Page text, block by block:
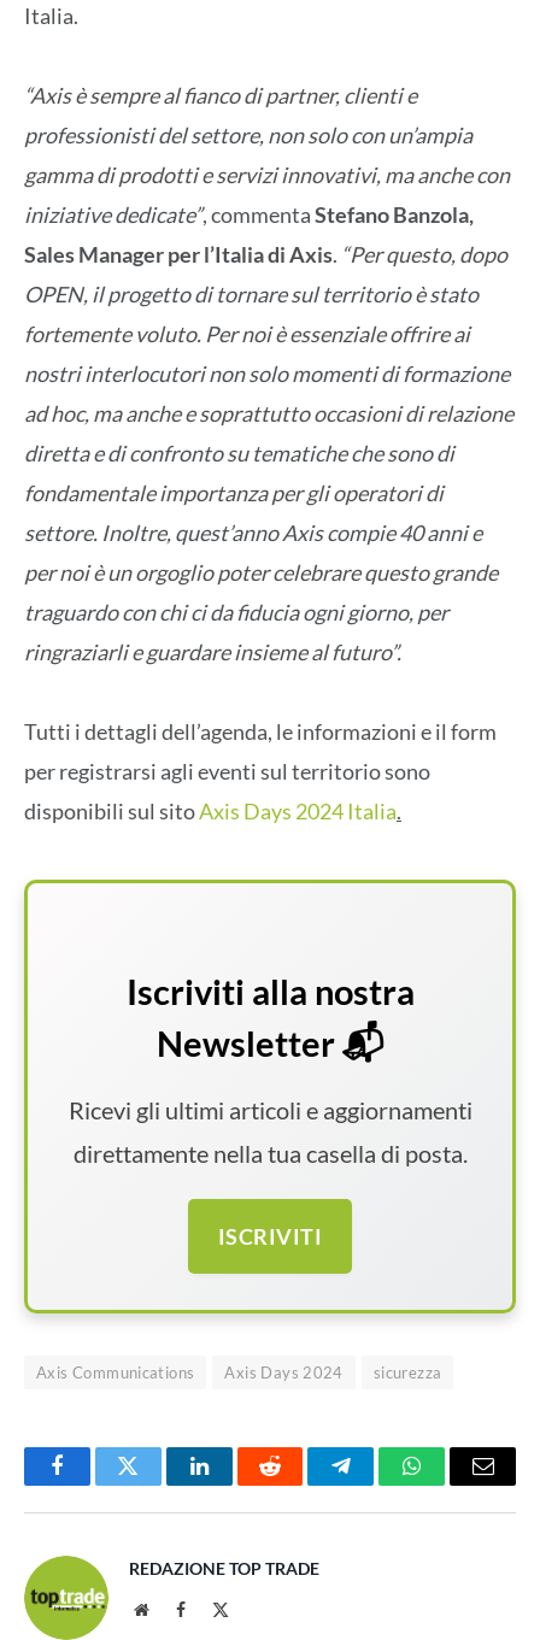
Italia.
“Axis è sempre al fianco di partner, clienti e
professionisti del settore, non solo con un’ampia
gamma di prodotti e servizi innovativi, ma anche con
iniziative dedicate”, commentaStefano Banzola,
Sales Manager per l’Italia di Axis. “Per questo, dopo
OPEN, il progetto di tornare sul territorio è stato
fortemente voluto. Per noi è essenziale offrire ai
nostri interlocutori non solo momenti di formazione
ad hoc, ma anche e soprattutto occasioni di relazione
diretta e di confronto su tematiche che sono di
fondamentale importanza per gli operatori di
settore. Inoltre, quest’anno Axis compie 40 anni e
per noi è un orgoglio poter celebrare questo grande
traguardo con chi ci da fiducia ogni giorno, per
ringraziarli e guardare insieme al futuro”.
Tutti i dettagli dell’agenda, le informazioni e il form
per registrarsi agli eventi sul territorio sono
disponibili sul sitoAxis Days 2024 Italia.
Iscriviti alla nostra
Newsletter 📬
Ricevi gli ultimi articoli e aggiornamenti
direttamente nella tua casella di posta.
ISCRIVITI
Axis Communications Axis Days 2024 sicurezza
FacebookTwitter LinkedInReddit TelegramWhatsAppEmail
REDAZIONE TOP TRADE
WebsiteFacebook